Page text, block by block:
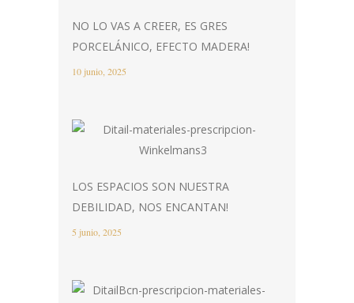
NO LO VAS A CREER, ES GRES
PORCELÁNICO, EFECTO MADERA!
10 junio, 2025
LOS ESPACIOS SON NUESTRA
DEBILIDAD, NOS ENCANTAN!
5 junio, 2025